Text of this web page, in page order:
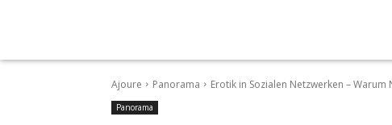
Ajoure Panorama Erotik in Sozialen Netzwerken –
Panorama